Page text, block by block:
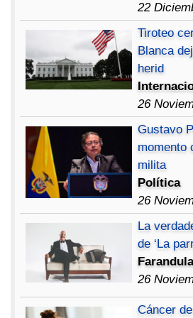
22
Tiroteo
Blanca
herid
26
Gustavo
momento
milita
Política
26
La
de ‘La
26
Cáncer